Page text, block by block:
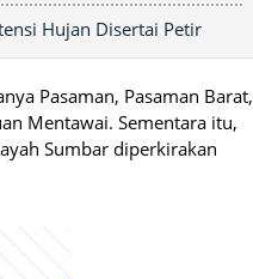
Hujan Disertai Petir
Pasaman, Pasaman Barat,
Mentawai. Sementara itu,
Sumbar diperkirakan